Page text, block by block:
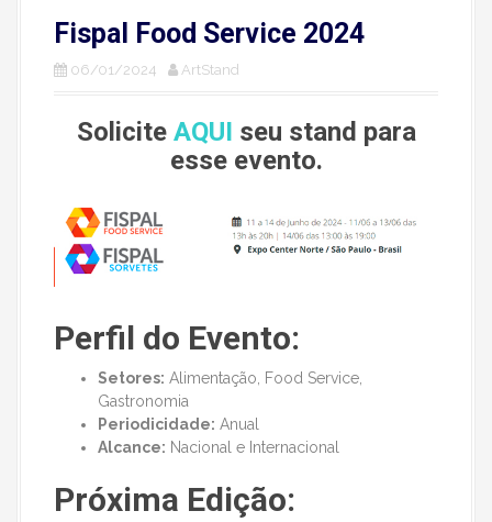
Fispal Food Service 2024
06/01/2024 ArtStand
Solicite AQUI seu stand para
esse evento.
Perfil do Evento:
Setores: Alimentação, Food Service,
Gastronomia
Periodicidade: Anual
Alcance: Nacional e Internacional
Próxima Edição: